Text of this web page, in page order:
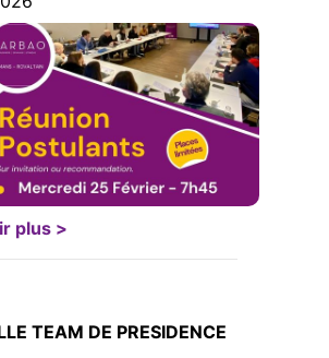
plus >
TEAM DE PRESIDENCE